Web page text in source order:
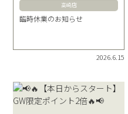
高崎店
臨時休業のお知らせ
2026.6.15